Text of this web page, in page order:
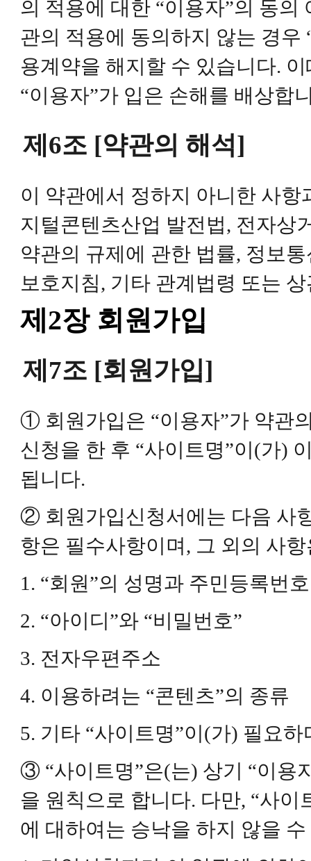
의 적용에 대한 “이용자”의 동
관의 적용에 동의하지 않는 경우
용계약을 해지할 수 있습니다.
“이용자”가 입은 손해를 배상합
제6조 [약관의 해석]
이 약관에서 정하지 아니한 사
지털콘텐츠산업 발전법, 전자상
약관의 규제에 관한 법률, 정보
보호지침, 기타 관계법령 또는
제2장 회원가입
제7조 [회원가입]
① 회원가입은 “이용자”가 약관
신청을 한 후 “사이트명”이(가)
됩니다.
② 회원가입신청서에는 다음 사
항은 필수사항이며, 그 외의 사
1. “회원”의 성명과 주민등록번
2. “아이디”와 “비밀번호”
3. 전자우편주소
4. 이용하려는 “콘텐츠”의 종류
5. 기타 “사이트명”이(가) 필요
③ “사이트명”은(는) 상기 “이용
을 원칙으로 합니다. 다만, “사
에 대하여는 승낙을 하지 않을